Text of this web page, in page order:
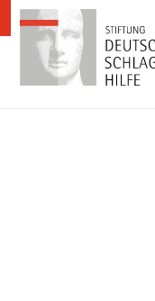
Zum Inhalt springen